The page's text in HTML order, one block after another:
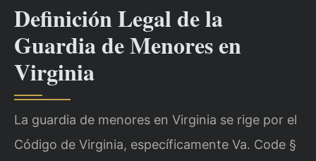
Definición Legal de la
Guardia de Menores en
Virginia
La guardia de menores en Virginia se rige por el
Código de Virginia, específicamente Va. Code §